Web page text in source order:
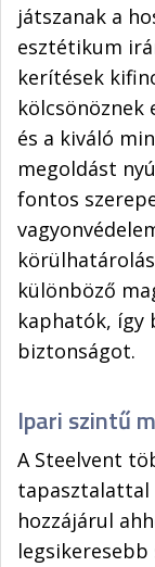
játszanak a
esztétikum
kerítések
kölcsönöznek
és a kiváló
megoldást
fontos
különböző
kaphatók, így
biztonságot.
Ipari szintű
A Steelvent
tapasztalattal
hozzájárul
legsikeresebb